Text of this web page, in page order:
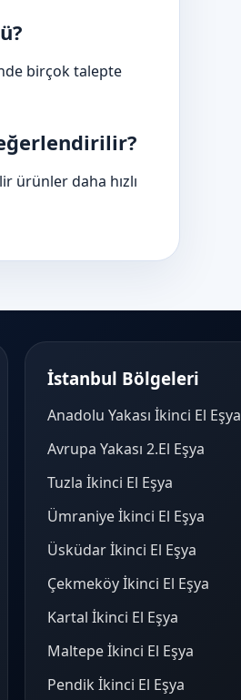
birçok talepte
ürünler daha hızlı
İstanbul Bölgeleri
Anadolu Yakası İkinci El Eşya
Avrupa Yakası 2.El Eşya
Tuzla İkinci El Eşya
Ümraniye İkinci El Eşya
Üsküdar İkinci El Eşya
Çekmeköy İkinci El Eşya
Kartal İkinci El Eşya
Maltepe İkinci El Eşya
Pendik İkinci El Eşya